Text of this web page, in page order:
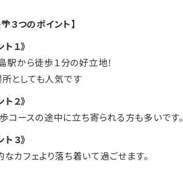
３つのポイント】
ト１》
から徒歩１分の好立地！
としても人気です
ト２》
コースの途中に立ち寄られる方も多いです。
ト３》
カフェより落ち着いて過ごせます。